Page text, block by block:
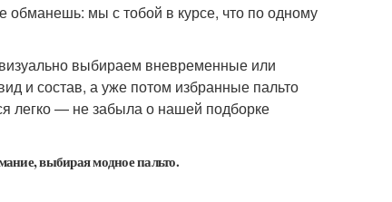
обманешь: мы с тобой в курсе, что по одному
выбираем вневременные или
и состав, а уже потом избранные пальто
легко — не забыла о нашей подборке
выбирая модное пальто.